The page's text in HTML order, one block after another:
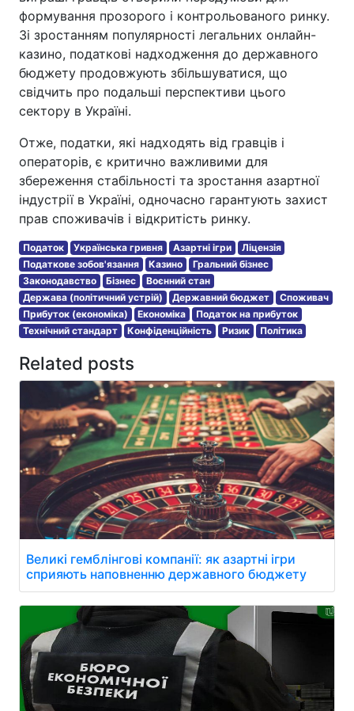
формування прозорого і контрольованого ринку.
Зі зростанням популярності легальних онлайн-
казино, податкові надходження до державного
бюджету продовжують збільшуватися, що
свідчить про подальші перспективи цього
сектору в Україні.
Отже, податки, які надходять від гравців і
операторів, є критично важливими для
збереження стабільності та зростання азартної
індустрії в Україні, одночасно гарантують захист
прав споживачів і відкритість ринку.
Податок Українська гривня Азартні ігри
Ліцензія
Податкове зобов'язання
Казино
Гральний бізнес
Законодавство
Бізнес
Воєнний стан
Держава (політичний устрій)
Державний бюджет
Споживач
Прибуток (економіка)
Економіка
Податок на прибуток
Технічний стандарт
Конфіденційність Ризик Політика
Related posts
Великі гемблінгові компанії: як азартні ігри
сприяють наповненню державного бюджету